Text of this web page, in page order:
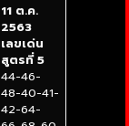
11 ต.ค.
2563
เลขเด่น
สูตรที่ 5
44-46-
48-40-41-
42-64-